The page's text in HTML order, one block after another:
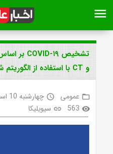
menu
و CT با استفاده از الگوریتم شبکه عمیقU-Net
folder_open عمومی access_time چهارشنبه 10 اسفند 1401 ساعت 13:43
visibility
563
link سیویلیکا